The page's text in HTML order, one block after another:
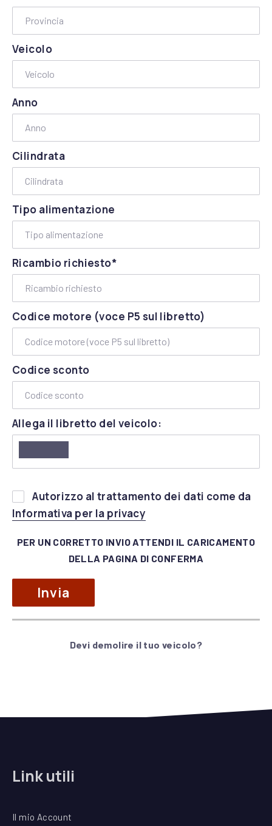
Veicolo
Anno
Cilindrata
Tipo alimentazione
Ricambio richiesto*
Codice motore (voce P5 sul libretto)
Codice sconto
Allega il libretto del veicolo:
prega
di
vuoto
campo.
Autorizzo al trattamento dei dati come da
Informativa per la privacy
PER UN CORRETTO INVIO ATTENDI IL CARICAMENTO
DELLA PAGINA DI CONFERMA
Devi demolire il tuo veicolo?
Link utili
Il mio Account